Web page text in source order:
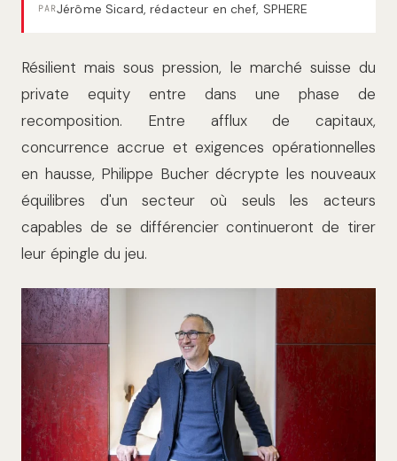
PARJérôme Sicard, rédacteur en chef, SPHERE
Résilient mais sous pression, le marché suisse du
private equity entre dans une phase de
recomposition. Entre afflux de capitaux,
concurrence accrue et exigences opérationnelles
en hausse, Philippe Bucher décrypte les nouveaux
équilibres d'un secteur où seuls les acteurs
capables de se différencier continueront de tirer
leur épingle du jeu.